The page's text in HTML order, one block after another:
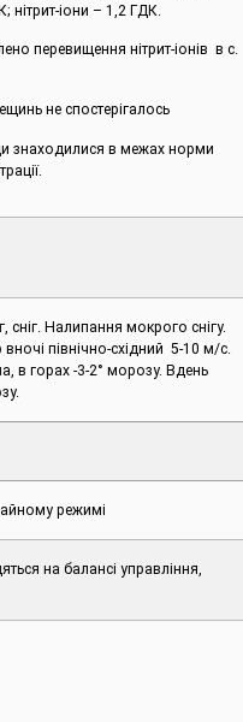
нітрит-іони – 1,2 ГДК.
перевищення нітрит-іонів в с.
не спостерігалось
знаходилися в межах норми
Налипання мокрого снігу.
північно-східний 5-10 м/с.
в горах -3-2° морозу. Вдень
режимі
на балансі управління,